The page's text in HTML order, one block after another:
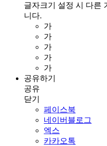
글자크기 설정 시 다른
니다.
가
가
가
가
가
공유하기
공유
닫기
페이스북
네이버블로그
엑스
카카오톡